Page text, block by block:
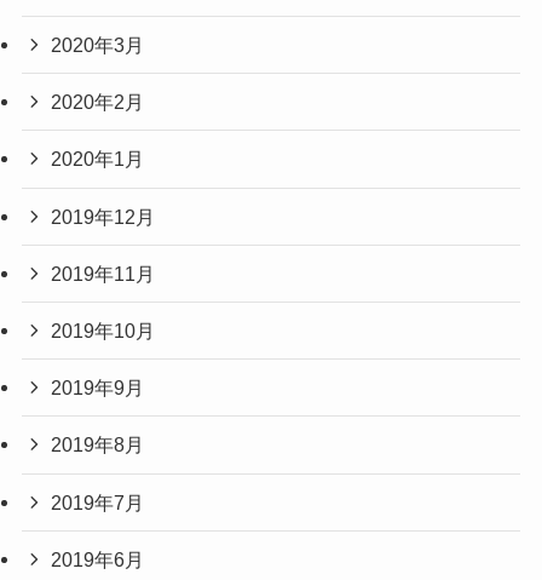
2020年3月
2020年2月
2020年1月
2019年12月
2019年11月
2019年10月
2019年9月
2019年8月
2019年7月
2019年6月